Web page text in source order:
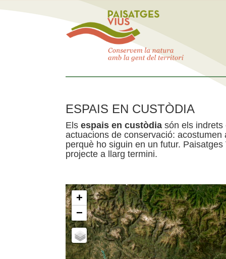
ESPAIS EN CUSTÒDIA
Els espais en custòdia són els indrets
actuacions de conservació:
perquè ho siguin en un futur.
projecte a llarg termini.
+
−